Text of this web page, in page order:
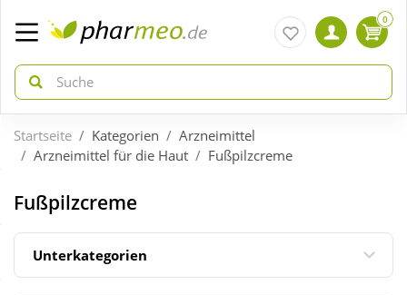
zurück
ÜBERSICHT AKTIONEN
Aktuelle Coupons
zurück
ÜBERSICHT KATEGORIEN
Arzneimittel
0
Startseite Kategorien
Arzneimittel
Arzneimittel für die Haut
Fußpilzcreme
Fußpilzcreme
Unterkategorien